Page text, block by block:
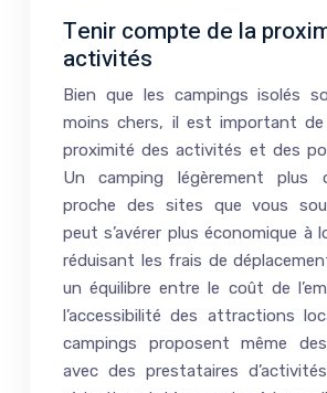
Tenir compte de la
activités
Bien que les campings isolés
moins chers, il est important de
proximité des activités et des
Un camping légèrement plus
proche des sites que vous
peut s’avérer plus économique à
réduisant les frais de
un équilibre entre le coût de
l’accessibilité des attractions
campings proposent même
avec des prestataires